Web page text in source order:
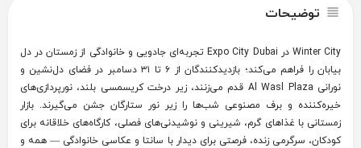
توضیحات
Winter City در Expo City Dubai تجربه‌ای جادویی و خانوادگی از زمستان در دل
بیابان را فراهم می‌کند؛ بازدیدکنندگان از ۶ تا ۳۱ دسامبر در فضای دل‌نشین و
نورانی Al Wasl Plaza قدم می‌زنند، زیر درخت کریسمسی بلند، نورپردازی‌های
خیره‌کننده و برف مصنوعی شب‌ها را زیر نور ستارگان جشن می‌گیرند. بازار
زمستانی با غذاهای گرم، شیرینی و نوشیدنی‌های فصلی، کارگاه‌های خلاقانه برای
کودکان، سرگرمی زنده، فرصتی برای دیدار با سانتا و عکاسی خانوادگی — همه و